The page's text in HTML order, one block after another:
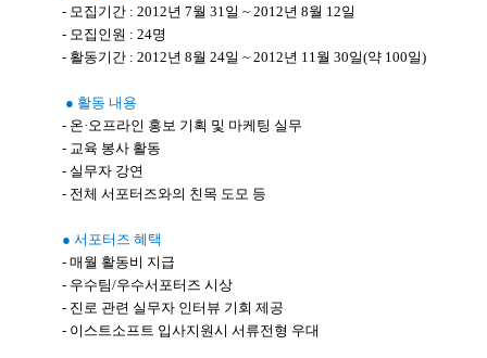
- 모집기간 : 2012년 7월 31일 ~ 2012년 8월 12일
- 모집인원 : 24명
- 활동기간 : 2012년 8월 24일 ~ 2012년 11월 30일(약 100일)
● 활동 내용
- 온·오프라인 홍보 기획 및 마케팅 실무
- 교육 봉사 활동
- 실무자 강연
- 전체 서포터즈와의 친목 도모 등
● 서포터즈 혜택
- 매월 활동비 지급
- 우수팀/우수서포터즈 시상
- 진로 관련 실무자 인터뷰 기회 제공
- 이스트소프트 입사지원시 서류전형 우대